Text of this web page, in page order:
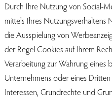
Durch Ihre Nutzung von Social-
mittels Ihres
die Ausspielung von
der Regel Cookies auf Ihrem
Verarbeitung zur Wahrung eines
Unternehmens oder eines
Interessen, Grundrechte und